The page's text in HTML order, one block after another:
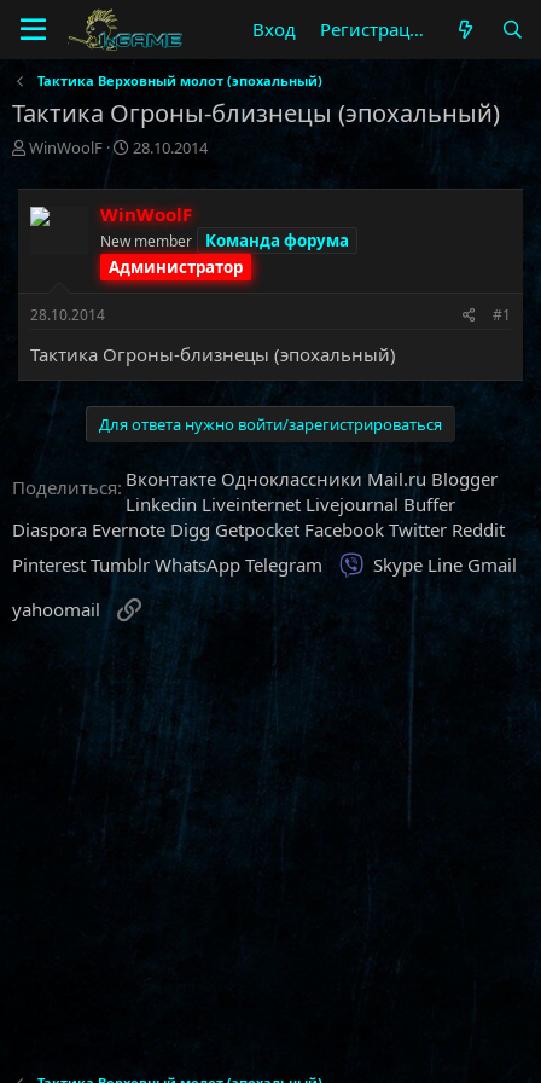
Вход Регистрация
Тактика Верховный молот (эпохальный)
Тактика Огроны-близнецы (эпохальный)
А
т
о
р
ы
WinWoolF
Д
т
а
н
а
ч
28.10.2014
WinWoolF
New member
Команда форума
Администратор
28.10.2014 #1
Тактика Огроны-близнецы (эпохальный)
Для ответа нужно войти/зарегистрироваться
Поделиться: Вконтакте Одноклассники Mail.ru Blogger
Linkedin Liveinternet Livejournal Buffer
Diaspora Evernote Digg Getpocket Facebook Twitter Reddit
Pinterest Tumblr WhatsApp Telegram Viber
Skype Line Gmail
yahoomail
Ссылка